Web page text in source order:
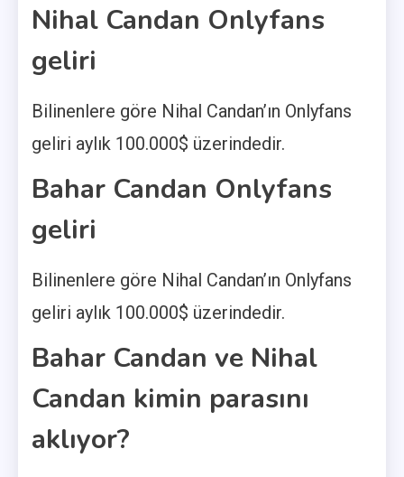
Nihal Candan Onlyfans
geliri
Bilinenlere göre Nihal Candan’ın Onlyfans
geliri aylık 100.000$ üzerindedir.
Bahar Candan Onlyfans
geliri
Bilinenlere göre Nihal Candan’ın Onlyfans
geliri aylık 100.000$ üzerindedir.
Bahar Candan ve Nihal
Candan kimin parasını
aklıyor?